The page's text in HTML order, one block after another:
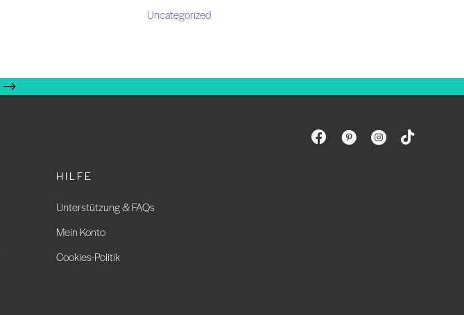
Uncategorized
HILFE
Unterstützung & FAQs
Mein Konto
Cookies-Politik